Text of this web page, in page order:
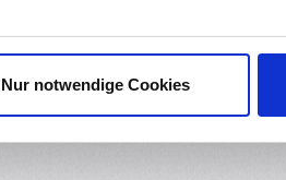
Nur notwendige Cookies
3D-Stiften kompatibel, die 1,75